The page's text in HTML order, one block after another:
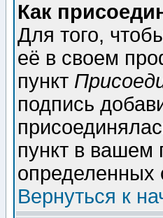
Как
Для того,
её в своем
пункт
подпись
пункт в вашем
определенных
Вернуться к